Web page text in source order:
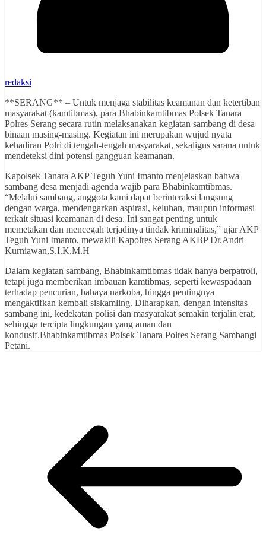
redaksi
**SERANG** – Untuk menjaga stabilitas keamanan dan ketertiban
masyarakat (kamtibmas), para Bhabinkamtibmas Polsek Tanara
Polres Serang secara rutin melaksanakan kegiatan sambang di desa
binaan masing-masing. Kegiatan ini merupakan wujud nyata
kehadiran Polri di tengah-tengah masyarakat, sekaligus sarana untuk
mendeteksi dini potensi gangguan keamanan.
Kapolsek Tanara AKP Teguh Yuni Imanto menjelaskan bahwa
sambang desa menjadi agenda wajib para Bhabinkamtibmas.
“Melalui sambang, anggota kami dapat berinteraksi langsung
dengan warga, mendengarkan aspirasi, keluhan, maupun informasi
terkait situasi keamanan di desa. Ini sangat penting untuk
memetakan dan mencegah terjadinya tindak kriminalitas,” ujar AKP
Teguh Yuni Imanto, mewakili Kapolres Serang AKBP Dr.Andri
Kurniawan,S.I.K.M.H
Dalam kegiatan sambang, Bhabinkamtibmas tidak hanya berpatroli,
tetapi juga memberikan imbauan kamtibmas, seperti kewaspadaan
terhadap pencurian, bahaya narkoba, hingga pentingnya
mengaktifkan kembali siskamling. Diharapkan, dengan intensitas
sambang ini, kedekatan polisi dan masyarakat semakin terjalin erat,
sehingga tercipta lingkungan yang aman dan
kondusif.Bhabinkamtibmas Polsek Tanara Polres Serang Sambangi
Petani.